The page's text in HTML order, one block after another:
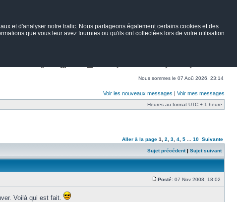
et d'analyser notre trafic. Nous partageons également certains cookies et des
que vous leur avez fournies ou qu'ils ont collectées lors de votre utilisation
Nous sommes le 07 Aoû 2026, 23:14
Voir les nouveaux messages | Voir mes messages
Heures au format UTC + 1 heure
Aller à la page 1 2 3 4 5 10 Suivante
Sujet précédent| Sujet suivant
Posté: 07 Nov 2008, 18:02
Voilà qui est fait.